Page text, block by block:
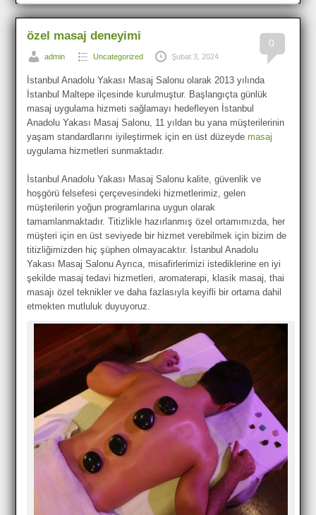
0
özel masaj deneyimi
admin Uncategorized Şubat 3, 2024
İstanbul Anadolu Yakası Masaj Salonu olarak 2013 yılında
İstanbul Maltepe ilçesinde kurulmuştur. Başlangıçta günlük
masaj uygulama hizmeti sağlamayı hedefleyen İstanbul
Anadolu Yakası Masaj Salonu, 11 yıldan bu yana müşterilerinin
yaşam standardlarını iyileştirmek için en üst düzeydemasaj
uygulama hizmetleri sunmaktadır.
İstanbul Anadolu Yakası Masaj Salonu kalite, güvenlik ve
hoşgörü felsefesi çerçevesindeki hizmetlerimiz, gelen
müşterilerin yoğun programlarına uygun olarak
tamamlanmaktadır. Titizlikle hazırlanmış özel ortamımızda, her
müşteri için en üst seviyede bir hizmet verebilmek için bizim de
titizliğimizden hiç şüphen olmayacaktır. İstanbul Anadolu
Yakası Masaj Salonu Ayrıca, misafirlerimizi istediklerine en iyi
şekilde masaj tedavi hizmetleri, aromaterapi, klasik masaj, thai
masajı özel teknikler ve daha fazlasıyla keyifli bir ortama dahil
etmekten mutluluk duyuyoruz.